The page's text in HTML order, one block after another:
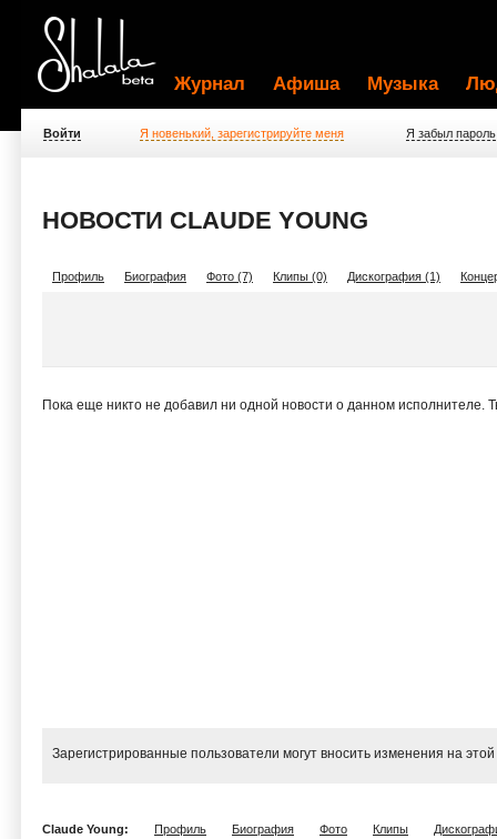
Журнал Афиша Музыка
Войти Я новенький, зарегистрируйте меня Я забыл пароль
НОВОСТИ CLAUDE YOUNG
Профиль Биография Фото (7) Клипы (0) Дискография (1)
Пока еще никто не добавил ни одной новости о данном
Зарегистрированные пользователи могут вносить изменения на
Claude Young: Профиль Биография Фото Клипы